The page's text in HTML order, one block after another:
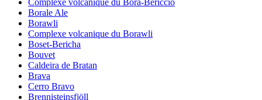
Borale Ale
Borawli
Complexe volcanique du Borawli
Boset-Bericha
Bouvet
Caldeira de Bratan
Brava
Cerro Bravo
Brennisteinsfjöll